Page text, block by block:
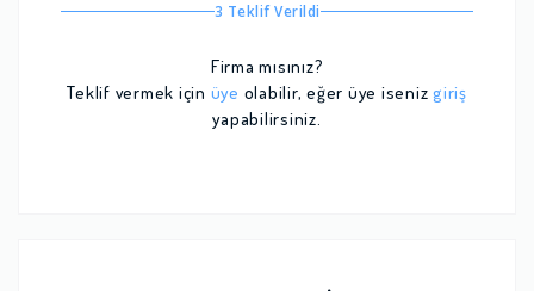
3 Teklif Verildi
Firma mısınız?
Teklif vermek için üye olabilir, eğer üye iseniz giriş
yapabilirsiniz.